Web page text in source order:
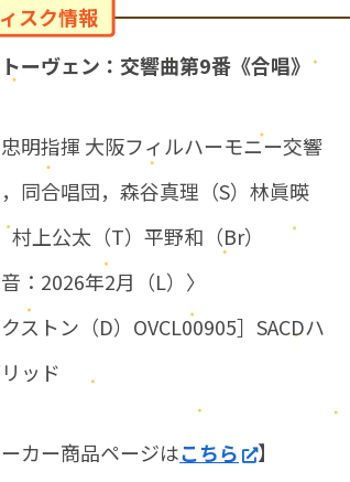
スク情報
ーヴェン：交響曲第9番《合唱》
明指揮 大阪フィルハーモニー交響
同合唱団，森谷真理（S）林眞暎
村上公太（T）平野和（Br）
音：2026年2月（L）〉
クストン（D）OVCL00905］SACDハ
ッド
ーカー商品ページはこちら 】